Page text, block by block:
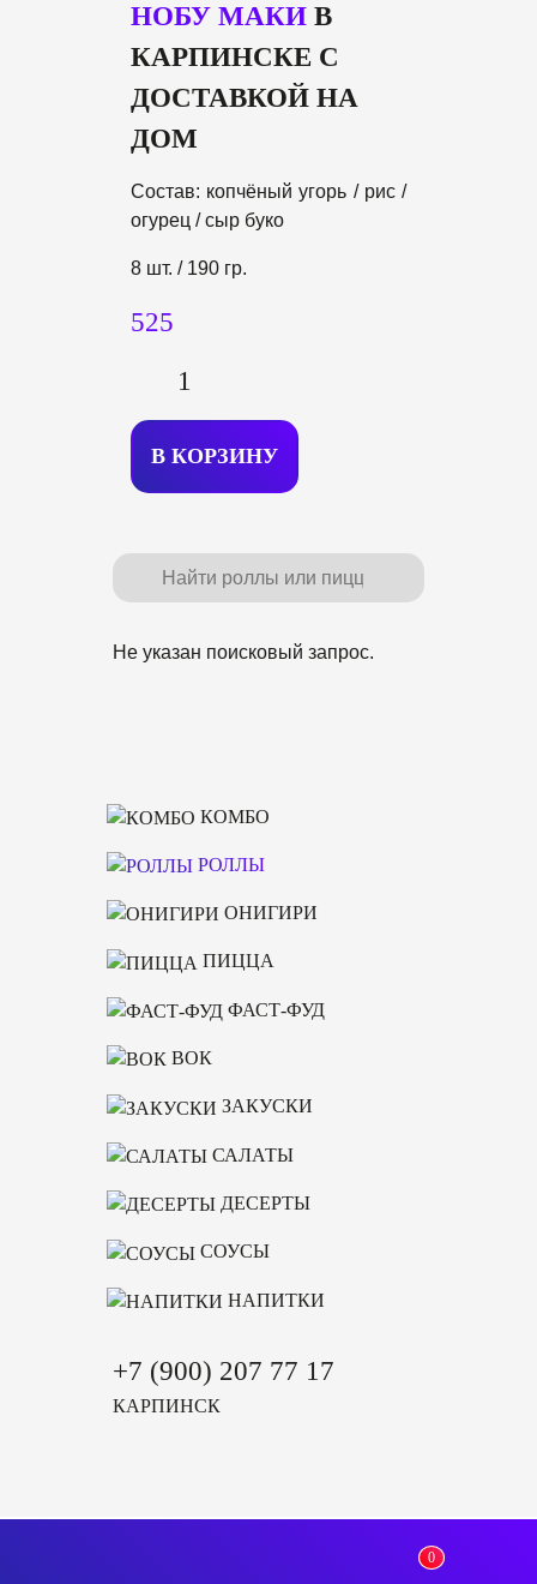
НОБУ МАКИ В
КАРПИНСКЕ С
ДОСТАВКОЙ НА
ДОМ
Состав: копчёный угорь / рис /
огурец / сыр буко
8 шт. / 190 гр.
525
В КОРЗИНУ
Не указан поисковый запрос.
0
КОМБО
РОЛЛЫ
ОНИГИРИ
ПИЦЦА
ФАСТ-ФУД
ВОК
ЗАКУСКИ
САЛАТЫ
ДЕСЕРТЫ
СОУСЫ
НАПИТКИ
+7 (900) 207 77 17
КАРПИНСК